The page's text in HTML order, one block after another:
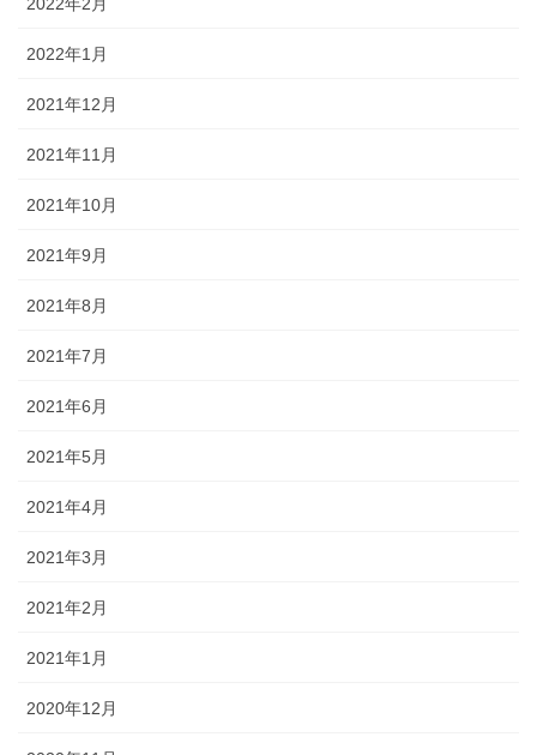
2022年1月
2021年12月
2021年11月
2021年10月
2021年9月
2021年8月
2021年7月
2021年6月
2021年5月
2021年4月
2021年3月
2021年2月
2021年1月
2020年12月